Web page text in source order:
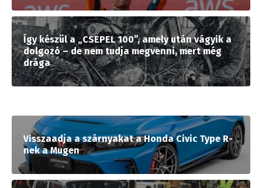
Így készül a „CSEPEL 100”, amely után vágyik a
dolgozó – de nem tudja megvenni, mert még
drága
Visszaadja a szárnyakat a Honda Civic Type R-
nek a Mugen